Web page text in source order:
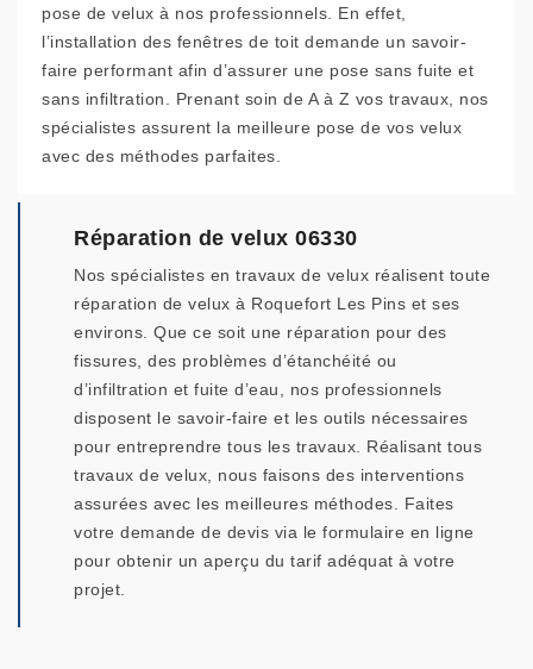
pose de velux à nos professionnels. En effet,
l’installation des fenêtres de toit demande un savoir-
faire performant afin d’assurer une pose sans fuite et
sans infiltration. Prenant soin de A à Z vos travaux, nos
spécialistes assurent la meilleure pose de vos velux
avec des méthodes parfaites.
Réparation de velux 06330
Nos spécialistes en travaux de velux réalisent toute
réparation de velux à Roquefort Les Pins et ses
environs. Que ce soit une réparation pour des
fissures, des problèmes d’étanchéité ou
d’infiltration et fuite d’eau, nos professionnels
disposent le savoir-faire et les outils nécessaires
pour entreprendre tous les travaux. Réalisant tous
travaux de velux, nous faisons des interventions
assurées avec les meilleures méthodes. Faites
votre demande de devis via le formulaire en ligne
pour obtenir un aperçu du tarif adéquat à votre
projet.